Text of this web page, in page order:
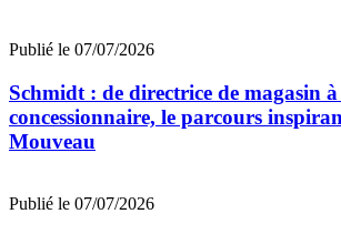
Publié le 07/07/2026
Schmidt : de directrice de magasin
concessionnaire, le parcours
Mouveau
Publié le 07/07/2026